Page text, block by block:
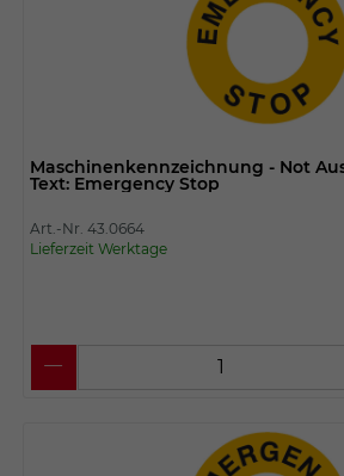
Maschinenkennzeichnung - Not
Text: Emergency Stop
Art.-Nr. 43.0664
Lieferzeit Werktage
der Webseite
festhalten des Login